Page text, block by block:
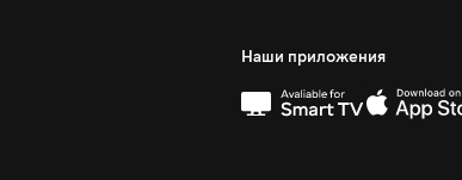
Наши приложения